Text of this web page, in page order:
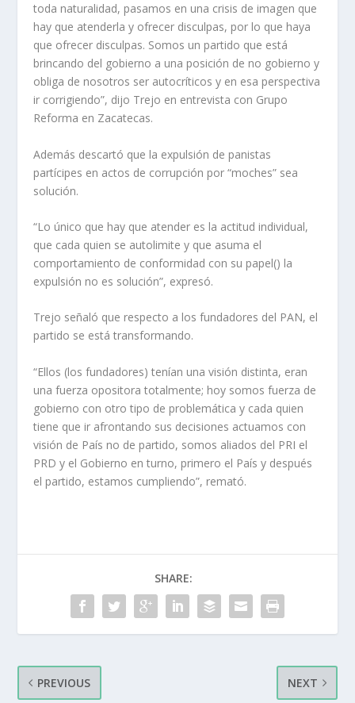
toda naturalidad, pasamos en una crisis de imagen que
hay que atenderla y ofrecer disculpas, por lo que haya
que ofrecer disculpas. Somos un partido que está
brincando del gobierno a una posición de no gobierno y
obliga de nosotros ser autocríticos y en esa perspectiva
ir corrigiendo”, dijo Trejo en entrevista con Grupo
Reforma en Zacatecas.
Además descartó que la expulsión de panistas
partícipes en actos de corrupción por “moches” sea
solución.
“Lo único que hay que atender es la actitud individual,
que cada quien se autolimite y que asuma el
comportamiento de conformidad con su papel() la
expulsión no es solución”, expresó.
Trejo señaló que respecto a los fundadores del PAN, el
partido se está transformando.
“Ellos (los fundadores) tenían una visión distinta, eran
una fuerza opositora totalmente; hoy somos fuerza de
gobierno con otro tipo de problemática y cada quien
tiene que ir afrontando sus decisiones actuamos con
visión de País no de partido, somos aliados del PRI el
PRD y el Gobierno en turno, primero el País y después
el partido, estamos cumpliendo”, remató.
SHARE:
PREVIOUS NEXT